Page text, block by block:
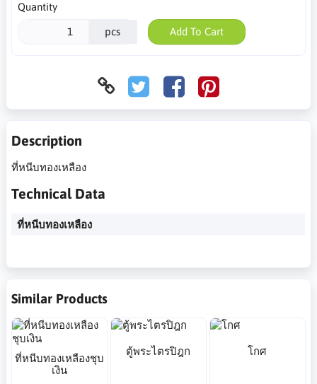
Quantity
pcs Add To Cart
Description
ที่หนีบทองเหลือง
Technical Data
ที่หนีบทองเหลือง
Similar Products
ที่หนีบทองเหลืองชุบ
เงิน
ตู้พระไตรปิฎก โกศ